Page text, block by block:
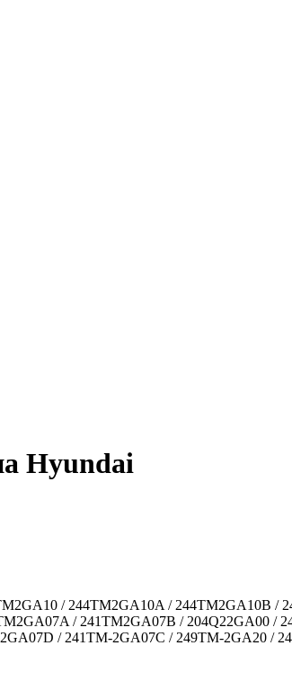
Hyundai
/ 244TM2GA10A / 244TM2GA10B
/ 241TM2GA07B / 204Q22GA00 /
/ 241TM-2GA07C / 249TM-2GA20 /